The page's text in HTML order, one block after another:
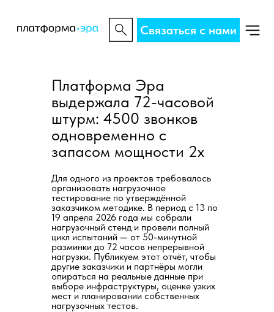
Связаться с нами
Платформа Эра
выдержала 72-часовой
штурм: 4500 звонков
одновременно c
запасом мощности 2x
Для одного из проектов требовалось
организовать нагрузочное
тестирование по утверждённой
заказчиком методике. В период с 13 по
19 апреля 2026 года мы собрали
нагрузочный стенд и провели полный
цикл испытаний — от 50-минутной
разминки до 72 часов непрерывной
нагрузки. Публикуем этот отчёт, чтобы
другие заказчики и партнёры могли
опираться на реальные данные при
выборе инфраструктуры, оценке узких
мест и планировании собственных
нагрузочных тестов.